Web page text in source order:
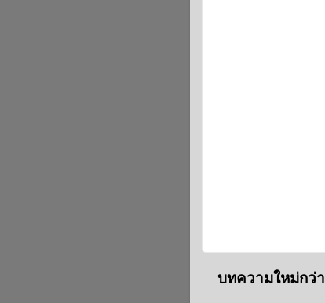
บทความใหม่กว่า